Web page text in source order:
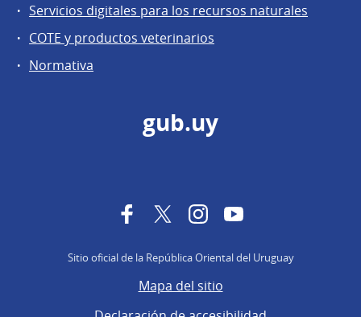
Servicios digitales para los recursos naturales
COTE y productos veterinarios
Normativa
gub.uy
FacebookTwitterInstagramYouTube
Sitio oficial de la República Oriental del Uruguay
Mapa del sitio